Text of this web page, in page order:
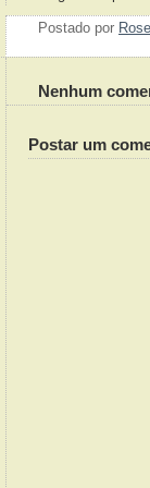
Postado por Rose
Nenhum
Postar um